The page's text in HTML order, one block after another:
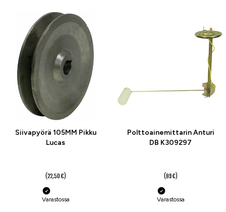
-20 %
Siivapyörä 105MM Pikku
Lucas
(22,50 €)
Varastossa
-26 %
Polttoainemittarin Anturi
DB K309297
(89 €)
Varastossa